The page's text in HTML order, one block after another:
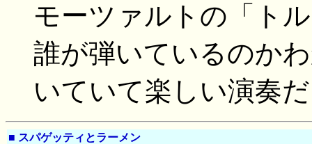
モーツァルトの「ト
誰が弾いているのか
いていて楽しい演奏
■ スパゲッティとラーメン